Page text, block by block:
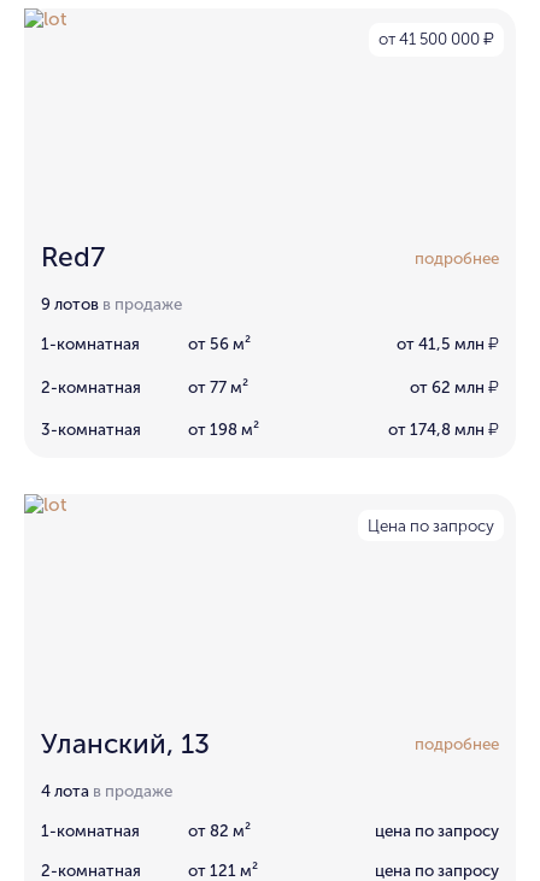
от 41 500 000 ₽
Red7 подробнее
9 лотов в продаже
1-комнатная от 56 м² от 41,5 млн ₽
2-комнатная от 77 м² от 62 млн ₽
3-комнатная от 198 м² от 174,8 млн ₽
Цена по запросу
Уланский, 13 подробнее
4 лота в продаже
1-комнатная от 82 м² цена по запросу
2-комнатная от 121 м² цена по запросу